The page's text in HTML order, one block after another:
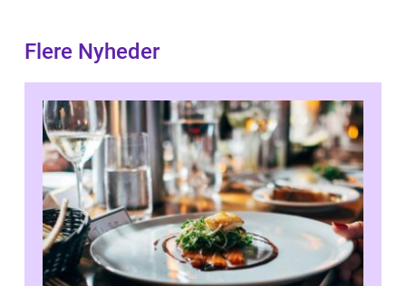
Flere Nyheder